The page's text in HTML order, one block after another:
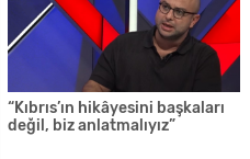
“Kıbrıs’ın hikâyesini başkaları
değil, biz anlatmalıyız”